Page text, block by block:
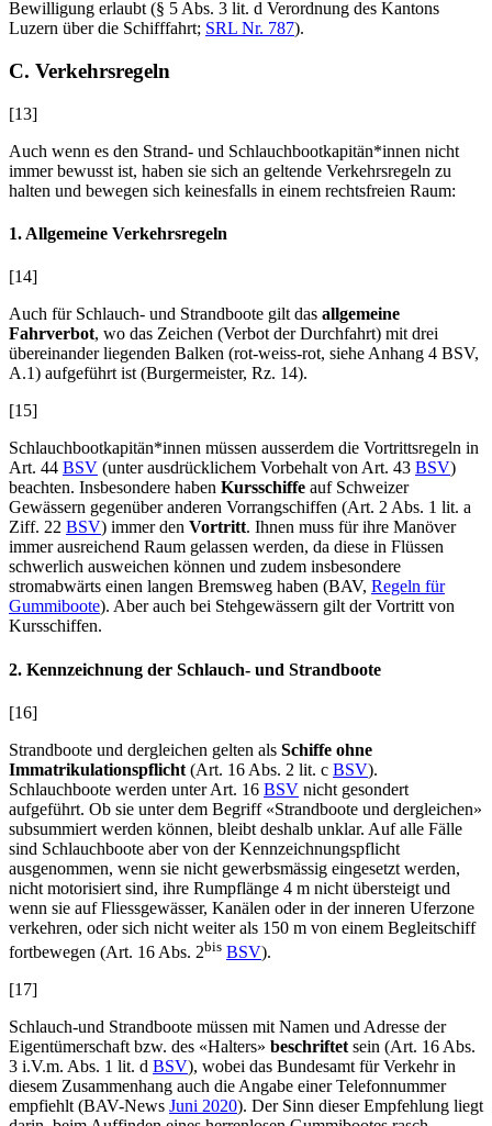
Bewilligung erlaubt (§ 5 Abs. 3 lit. d Verordnung des Kantons
Luzern über die Schifffahrt; SRL Nr. 787).
C. Verkehrsregeln
[13]
Auch wenn es den Strand- und Schlauchbootkapitän*innen nicht
immer bewusst ist, haben sie sich an geltende Verkehrsregeln zu
halten und bewegen sich keinesfalls in einem rechtsfreien Raum:
1. Allgemeine Verkehrsregeln
[14]
Auch für Schlauch- und Strandboote gilt das allgemeine
Fahrverbot, wo das Zeichen (Verbot der Durchfahrt) mit drei
übereinander liegenden Balken (rot-weiss-rot, siehe Anhang 4 BSV,
A.1) aufgeführt ist (Burgermeister, Rz. 14).
[15]
Schlauchbootkapitän*innen müssen ausserdem die Vortrittsregeln in
Art. 44 BSV (unter ausdrücklichem Vorbehalt von Art. 43 BSV)
beachten. Insbesondere haben Kursschiffe auf Schweizer
Gewässern gegenüber anderen Vorrangschiffen (Art. 2 Abs. 1 lit. a
Ziff. 22 BSV) immer den Vortritt. Ihnen muss für ihre Manöver
immer ausreichend Raum gelassen werden, da diese in Flüssen
schwerlich ausweichen können und zudem insbesondere
stromabwärts einen langen Bremsweg haben (BAV, Regeln für
Gummiboote). Aber auch bei Stehgewässern gilt der Vortritt von
Kursschiffen.
2. Kennzeichnung der Schlauch- und Strandboote
[16]
Strandboote und dergleichen gelten als Schiffe ohne
Immatrikulationspflicht (Art. 16 Abs. 2 lit. c BSV).
Schlauchboote werden unter Art. 16 BSV nicht gesondert
aufgeführt. Ob sie unter dem Begriff «Strandboote und dergleichen»
subsummiert werden können, bleibt deshalb unklar. Auf alle Fälle
sind Schlauchboote aber von der Kennzeichnungspflicht
ausgenommen, wenn sie nicht gewerbsmässig eingesetzt werden,
nicht motorisiert sind, ihre Rumpflänge 4 m nicht übersteigt und
wenn sie auf Fliessgewässer, Kanälen oder in der inneren Uferzone
verkehren, oder sich nicht weiter als 150 m von einem Begleitschiff
fortbewegen (Art. 16 Abs. 2bis BSV).
[17]
Schlauch-und Strandboote müssen mit Namen und Adresse der
Eigentümerschaft bzw. des «Halters» beschriftet sein (Art. 16 Abs.
3 i.V.m. Abs. 1 lit. d BSV), wobei das Bundesamt für Verkehr in
diesem Zusammenhang auch die Angabe einer Telefonnummer
empfiehlt (BAV-News Juni 2020). Der Sinn dieser Empfehlung liegt